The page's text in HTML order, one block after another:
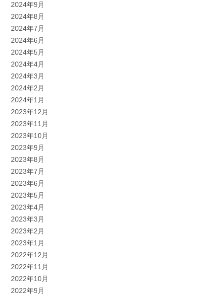
2024年9月
2024年8月
2024年7月
2024年6月
2024年5月
2024年4月
2024年3月
2024年2月
2024年1月
2023年12月
2023年11月
2023年10月
2023年9月
2023年8月
2023年7月
2023年6月
2023年5月
2023年4月
2023年3月
2023年2月
2023年1月
2022年12月
2022年11月
2022年10月
2022年9月